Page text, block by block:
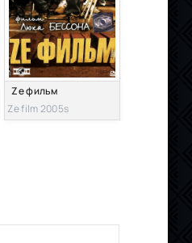
Ze фильм
Ze film 2005s